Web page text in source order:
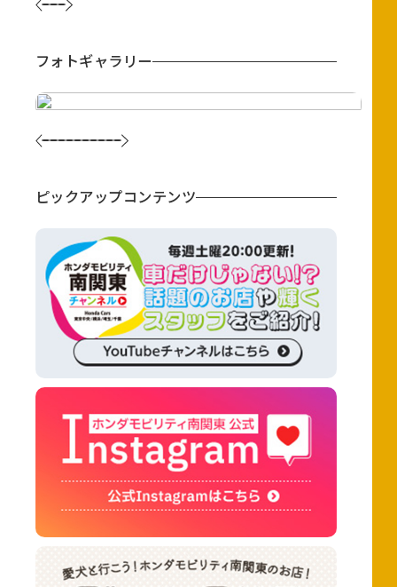
フォトギャラリー
ピックアップコンテンツ